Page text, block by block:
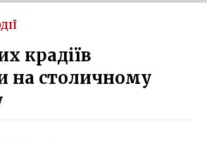
навіть в разі повного локдауну
років ago
Кличко влаштував екскурсію Києвом
років ago
крадіїв
на столичному